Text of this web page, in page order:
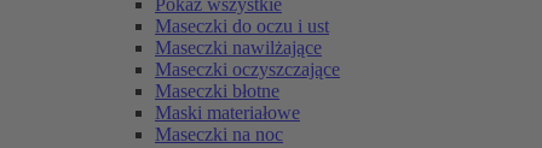
Pokaż wszystkie
Maseczki do oczu i ust
Maseczki nawilżające
Maseczki oczyszczające
Maseczki błotne
Maski materiałowe
Maseczki na noc